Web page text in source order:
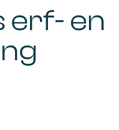
erf- en